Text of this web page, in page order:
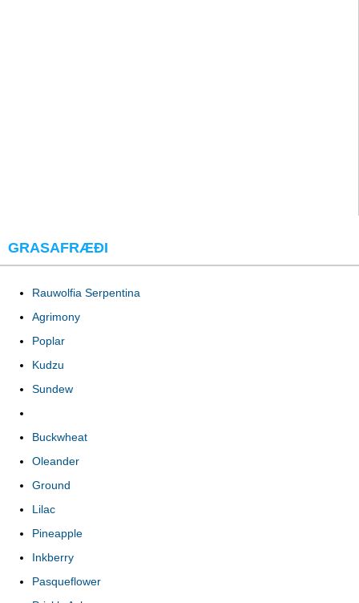
GRASAFRÆÐI
Rauwolfia Serpentina
Agrimony
Poplar
Kudzu
Sundew
Buckwheat
Oleander
Ground
Lilac
Pineapple
Inkberry
Pasqueflower